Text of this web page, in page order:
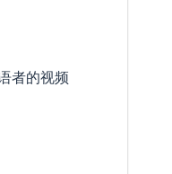
者的视频